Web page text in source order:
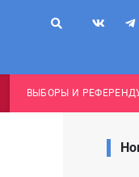
ВЫБОРЫ И